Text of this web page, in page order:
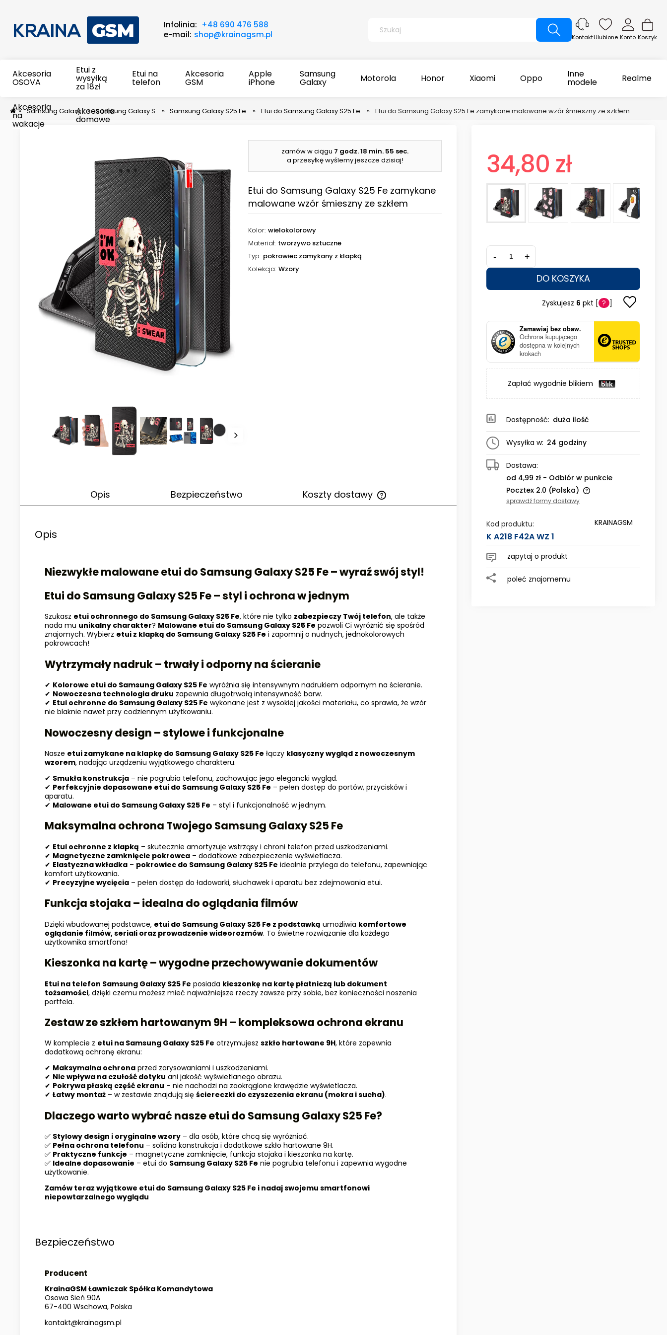
Infolinia: +48 690 476 588
e-mail: shop@krainagsm.pl Koszyk
Konto
KontaktUlubione
Akcesoria
OSOVA
Etui z
wysyłką
za 18zł
Etui na
telefon
Akcesoria
GSM
Apple
iPhone
Samsung
Galaxy Motorola Honor Xiaomi Oppo Inne
modele Realme
Akcesoria
na
wakacje
Akcesoria
domowe
» Samsung Galaxy » Samsung Galaxy S » Samsung Galaxy S25 Fe » Etui do Samsung Galaxy S25 Fe » Etui do Samsung Galaxy S25 Fe zamykane malowane wzór śmieszny ze szkłem
zamów w ciągu 7 godz.18 min. 54 sec.
a przesyłkę wyślemy jeszcze dzisiaj!
Etui do Samsung Galaxy S25 Fe zamykane
malowane wzór śmieszny ze szkłem
Kolor wielokolorowy
Materiał tworzywo sztuczne
Typ pokrowiec zamykany z klapką
Kolekcja Wzory
Opis Bezpieczeństwo Koszty dostawy
Opis
Niezwykłe malowane etui do Samsung GalaxyS25 Fe– wyraź swój styl!
Etui do Samsung GalaxyS25 Fe– styl i ochrona w jednym
Szukasz etui ochronnego do Samsung Galaxy S25 Fe, które nie tylko zabezpieczy Twój telefon, ale także
nada mu unikalny charakter? Malowane etui do Samsung Galaxy S25 Fe pozwoli Ci wyróżnić się spośród
znajomych. Wybierz etui z klapką do Samsung Galaxy S25 Fe i zapomnij o nudnych, jednokolorowych
pokrowcach!
Wytrzymały nadruk – trwały i odporny na ścieranie
✔ Kolorowe etui do Samsung Galaxy S25 Fe wyróżnia się intensywnym nadrukiem odpornym na ścieranie.
✔ Nowoczesna technologia druku zapewnia długotrwałą intensywność barw.
✔ Etui ochronne do Samsung Galaxy S25 Fe wykonane jest z wysokiej jakości materiału, co sprawia, że wzór
nie blaknie nawet przy codziennym użytkowaniu.
Nowoczesny design – stylowe i funkcjonalne
Nasze etui zamykane na klapkę do Samsung Galaxy S25 Fe łączy klasyczny wygląd z nowoczesnym
wzorem, nadając urządzeniu wyjątkowego charakteru.
✔ Smukła konstrukcja – nie pogrubia telefonu, zachowując jego elegancki wygląd.
✔ Perfekcyjnie dopasowane etui do Samsung Galaxy S25 Fe – pełen dostęp do portów, przycisków i
aparatu.
✔ Malowane etui do Samsung Galaxy S25 Fe – styl i funkcjonalność w jednym.
Maksymalna ochrona Twojego Samsung GalaxyS25 Fe
✔ Etui ochronne z klapką – skutecznie amortyzuje wstrząsy i chroni telefon przed uszkodzeniami.
✔ Magnetyczne zamknięcie pokrowca – dodatkowe zabezpieczenie wyświetlacza.
✔ Elastyczna wkładka – pokrowiec do Samsung Galaxy S25 Fe idealnie przylega do telefonu, zapewniając
komfort użytkowania.
✔ Precyzyjne wycięcia – pełen dostęp do ładowarki, słuchawek i aparatu bez zdejmowania etui.
Funkcja stojaka – idealna do oglądania filmów
Dzięki wbudowanej podstawce, etui do Samsung Galaxy S25 Fe z podstawką umożliwia komfortowe
oglądanie filmów, seriali oraz prowadzenie wideorozmów. To świetne rozwiązanie dla każdego
użytkownika smartfona!
Kieszonka na kartę – wygodne przechowywanie dokumentów
Etui na telefon Samsung Galaxy S25 Fe posiada kieszonkę na kartę płatniczą lub dokument
tożsamości, dzięki czemu możesz mieć najważniejsze rzeczy zawsze przy sobie, bez konieczności noszenia
portfela.
Zestaw ze szkłem hartowanym 9H – kompleksowa ochrona ekranu
W komplecie z etui na Samsung Galaxy S25 Fe otrzymujesz szkło hartowane 9H, które zapewnia
dodatkową ochronę ekranu:
✔ Maksymalna ochrona przed zarysowaniami i uszkodzeniami.
✔ Nie wpływa na czułość dotyku ani jakość wyświetlanego obrazu.
✔ Pokrywa płaską część ekranu – nie nachodzi na zaokrąglone krawędzie wyświetlacza.
✔ Łatwy montaż – w zestawie znajdują się ściereczki do czyszczenia ekranu (mokra i sucha).
Dlaczego warto wybrać nasze etui do Samsung GalaxyS25 Fe?
✅ Stylowy design i oryginalne wzory – dla osób, które chcą się wyróżniać.
✅ Pełna ochrona telefonu – solidna konstrukcja i dodatkowe szkło hartowane 9H.
✅ Praktyczne funkcje – magnetyczne zamknięcie, funkcja stojaka i kieszonka na kartę.
✅ Idealne dopasowanie – etui do Samsung Galaxy S25 Fe nie pogrubia telefonu i zapewnia wygodne
użytkowanie.
Zamów teraz wyjątkowe etui do Samsung Galaxy S25 Fe i nadaj swojemu smartfonowi
niepowtarzalnego wyglądu
Bezpieczeństwo
Producent
KrainaGSM Ławniczak Spółka Komandytowa
Osowa Sień 90A
67-400 Wschowa, Polska
kontakt@krainagsm.pl
34,80 zł
- +
DO KOSZYKA
Zyskujesz 6 pkt [ ? ]
Zamawiaj bez obaw.
Ochrona kupującego
dostępna w kolejnych
krokach
Zapłać wygodnie blikiem
Dostępność: duża ilość
Wysyłka w: 24 godziny
Dostawa:
od 4,99 zł - Odbiór w punkcie
Pocztex 2.0 (Polska)
kosztów płatności
sprawdź formy dostawy
Kod produktu:
K A218 F42A WZ 1
KRAINAGSM
zapytaj o produkt
poleć znajomemu